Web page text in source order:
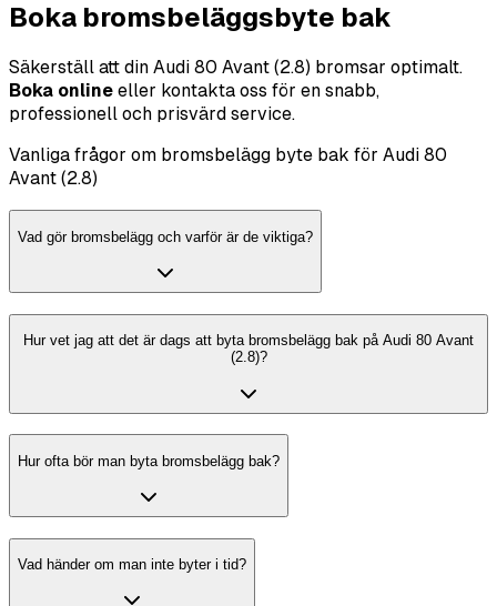
Boka bromsbeläggsbyte bak
Säkerställ att din Audi 80 Avant (2.8) bromsar optimalt.
Boka online eller kontakta oss för en snabb,
professionell och prisvärd service.
Vanliga frågor om bromsbelägg byte bak för Audi 80
Avant (2.8)
Vad gör bromsbelägg och varför är de viktiga?
Hur vet jag att det är dags att byta bromsbelägg bak på Audi 80 Avant
(2.8)?
Hur ofta bör man byta bromsbelägg bak?
Vad händer om man inte byter i tid?